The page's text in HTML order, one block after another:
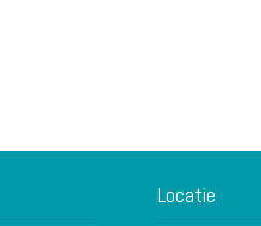
Locatie